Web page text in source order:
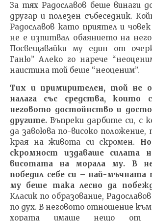
За тях Радославов беше винаги
другар и полезен събеседник.
Радославов като приятел и
не е изпитвал обаянието на
Посвещавайки му един от
Ганю” Алеко го нарече
наистина той беше “неоценим”.
Тих и примирителен, той не
налага със средства, които
неговото достойнство и
другите. Въпреки дарбите си, с
да завоюва по-високо
края на живота си скромен.
скромност издаваше силата
висотата на морала му.
В
победил себе си – най-мъчната
му беше така лесно да
Класик по образование,
по дух. В неговото отношение
хората имаше нещо от